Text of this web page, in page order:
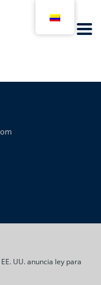
UU. anuncia ley para